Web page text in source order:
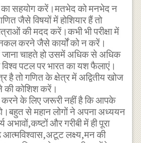
का सहयोग करें।मतभेद को मनभेद न
जैसे विषयों में होशियार हैं तो
की मदद करें।कभी भी परीक्षा में
करने जैसे कार्यों को न करें।
चाहते हो उसमें अधिक से अधिक
विश्व पटल पर भारत का यश फैलाएं।
है तो गणित के क्षेत्र में अद्वितीय खोज
कोशिश करें।
करने के लिए जरूरी नहीं है कि आपके
से महान लोगों ने अपना अध्ययन
अभावों,कष्टों और गरीबी में ही पूरा
आत्मविश्वास,अटूट लक्ष्य,मन की